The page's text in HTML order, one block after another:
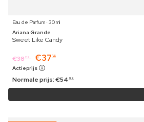
Eau de Parfum ⋅ 30 ml
Ariana Grande
Sweet Like Candy
€3829 €37 14
Actieprijs
Normale prijs:€54 99